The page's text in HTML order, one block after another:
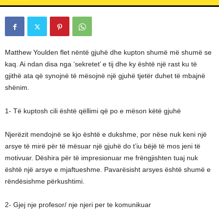
L
Matthew Youlden flet nëntë gjuhë dhe kupton shumë më shumë se
kaq. Ai ndan disa nga ‘sekretet’ e tij dhe ky është një rast ku të
gjithë ata që synojnë të mësojnë një gjuhë tjetër duhet të mbajnë
shënim.
1- Të kuptosh cili është qëllimi që po e mëson këtë gjuhë
Njerëzit mendojnë se kjo është e dukshme, por nëse nuk keni një
arsye të mirë për të mësuar një gjuhë do t’iu bëjë të mos jeni të
motivuar. Dëshira për të impresionuar me frëngjishten tuaj nuk
është një arsye e mjaftueshme. Pavarësisht arsyes është shumë e
rëndësishme përkushtimi.
2- Gjej nje profesor/ nje njeri per te komunikuar